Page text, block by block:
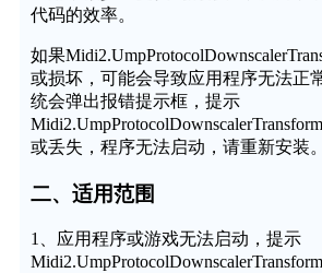
代码的效率。
如果
或损坏，可能会导致应用程序无法正
统会弹出报错提示框，提示
或丢失，程序无法启动，请重新安装。
二、适用范围
1、应用程序或游戏无法启动，提示